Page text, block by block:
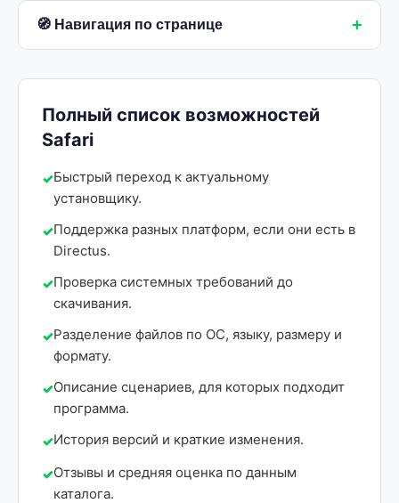
🧭 Навигация по странице +
Полный список возможностей
Safari
Быстрый переход к актуальному
установщику.
Поддержка разных платформ, если они есть в
Directus.
Проверка системных требований до
скачивания.
Разделение файлов по ОС, языку, размеру и
формату.
Описание сценариев, для которых подходит
программа.
История версий и краткие изменения.
Отзывы и средняя оценка по данным
каталога.